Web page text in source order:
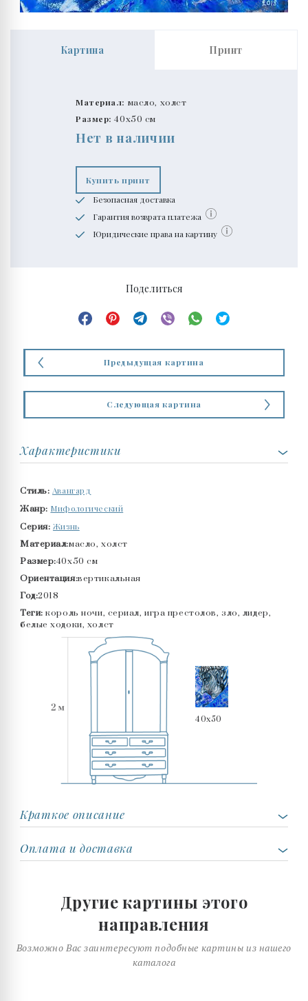
Картина Принт
Материал: масло, холст
Размер: 40x50 см
Нет в наличии
Купить принт
Безопасная доставка
Гарантия возврата платежа
Юридические права на картину
Поделиться
Предыдущая картина
Следующая картина
Характеристики
Стиль: Авангард
Жанр: Мифологический
Серия: Жизнь
Материал:масло, холст
Размер:40x50 см
Ориентация:вертикальная
Год:2018
Теги: король ночи, сериал, игра престолов, зло, лидер,
белые ходоки, холст
40x50
Краткое описание
Оплата и доставка
Другие картины этого
направления
Возможно Вас заинтересуют подобные картины из нашего
каталога